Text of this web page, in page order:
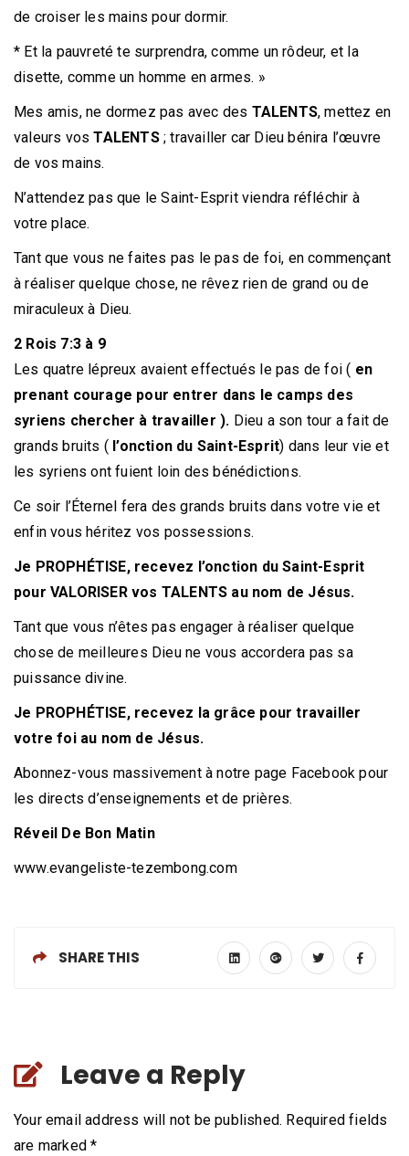
de croiser les mains pour dormir.
* Et la pauvreté te surprendra, comme un rôdeur, et la
disette, comme un homme en armes. »
Mes amis, ne dormez pas avec des TALENTS, mettez en
valeurs vosTALENTS; travailler car Dieu bénira l’œuvre
de vos mains.
N’attendez pas que le Saint-Esprit viendra réfléchir à
votre place.
Tant que vous ne faites pas le pas de foi, en commençant
à réaliser quelque chose, ne rêvez rien de grand ou de
miraculeux à Dieu.
2 Rois 7:3 à 9
Les quatre lépreux avaient effectués le pas de foi ( en
prenant courage pour entrer dans le camps des
syriens chercher à travailler ). Dieu a son tour a fait de
grands bruits ( l’onction du Saint-Esprit) dans leur vie et
les syriens ont fuient loin des bénédictions.
Ce soir l’Éternel fera des grands bruits dans votre vie et
enfin vous héritez vos possessions.
Je PROPHÉTISE, recevez l’onction du Saint-Esprit
pour VALORISER vos TALENTS au nom de Jésus.
Tant que vous n’êtes pas engager à réaliser quelque
chose de meilleures Dieu ne vous accordera pas sa
puissance divine.
Je PROPHÉTISE, recevez la grâce pour travailler
votre foi au nom de Jésus.
Abonnez-vous massivement à notre page Facebook pour
les directs d’enseignements et de prières.
Réveil De Bon Matin
www.evangeliste-tezembong.com
SHARE THIS
Leave a Reply
Your email address will not be published. Required fields
are marked*